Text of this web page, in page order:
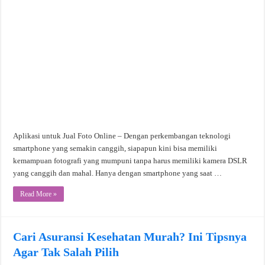
Aplikasi untuk Jual Foto Online – Dengan perkembangan teknologi
smartphone yang semakin canggih, siapapun kini bisa memiliki
kemampuan fotografi yang mumpuni tanpa harus memiliki kamera DSLR
yang canggih dan mahal. Hanya dengan smartphone yang saat …
Read More »
Cari Asuransi Kesehatan Murah? Ini Tipsnya
Agar Tak Salah Pilih